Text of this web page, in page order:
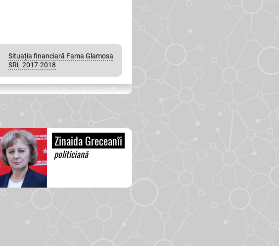
Situația financiară Fama Glamosa
SRL 2017-2018
Zinaida Greceanîi
politiciană